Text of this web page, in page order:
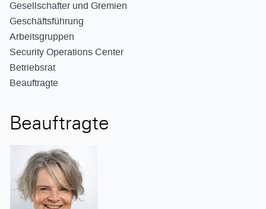
Gesellschafter und Gremien
Geschäftsführung
Arbeitsgruppen
Security Operations Center
Betriebsrat
Beauftragte
Beauftragte